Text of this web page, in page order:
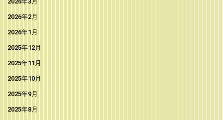
2026年2月
2026年1月
2025年12月
2025年11月
2025年10月
2025年9月
2025年8月